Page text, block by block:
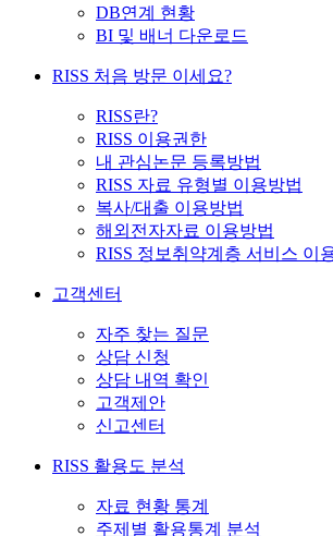
DB연계 현황
BI 및 배너 다운로드
RISS 처음 방문 이세요?
RISS란?
RISS 이용권한
내 관심논문 등록방법
RISS 자료 유형별 이용방법
복사/대출 이용방법
해외전자자료 이용방법
RISS 정보취약계층 서비스 이
고객센터
자주 찾는 질문
상담 신청
상담 내역 확인
고객제안
신고센터
RISS 활용도 분석
자료 현황 통계
주제별 활용통계 분석